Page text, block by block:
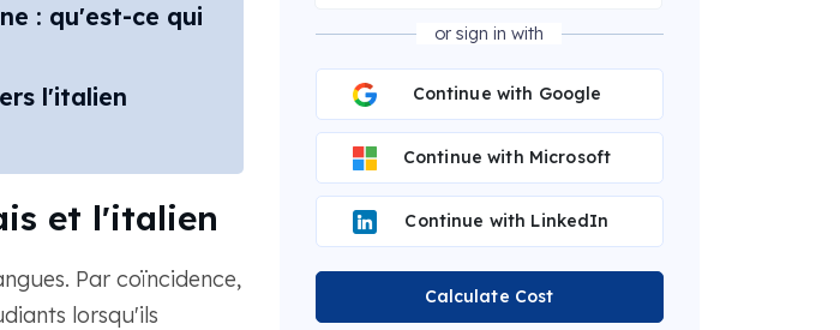
: qu'est-ce qui
l'italien
et l'italien
Par coïncidence,
lorsqu'ils
or sign in with
Continue with Google
Continue with Microsoft
Continue with LinkedIn
Calculate Cost